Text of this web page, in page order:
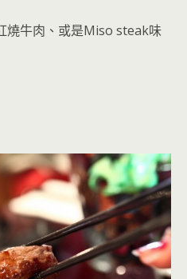
燒牛肉、或是Miso steak味